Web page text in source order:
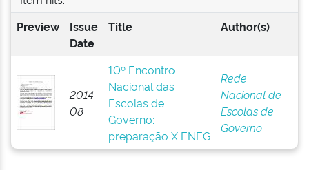
Preview
Issue
Date
Title Author(s)
2014-
08
10º Encontro
Nacional das
Escolas de
Governo:
preparação X ENEG
Rede
Nacional de
Escolas de
Governo